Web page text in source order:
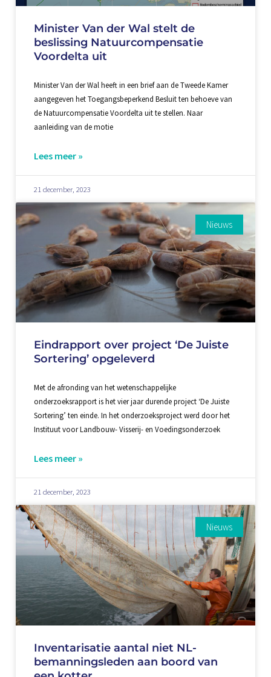
Minister Van der Wal stelt de
beslissing Natuurcompensatie
Voordelta uit
Minister Van der Wal heeft in een brief aan de Tweede Kamer
aangegeven het Toegangsbeperkend Besluit ten behoeve van
de Natuurcompensatie Voordelta uit te stellen. Naar
aanleiding van de motie
Lees meer »
21 december, 2023
Nieuws
Eindrapport over project ‘De Juiste
Sortering’ opgeleverd
Met de afronding van het wetenschappelijke
onderzoeksrapport is het vier jaar durende project ‘De Juiste
Sortering’ ten einde. In het onderzoeksproject werd door het
Instituut voor Landbouw- Visserij- en Voedingsonderzoek
Lees meer »
21 december, 2023
Nieuws
Inventarisatie aantal niet NL-
bemanningsleden aan boord van